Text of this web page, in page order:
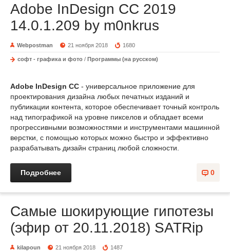
Adobe InDesign CC 2019
14.0.1.209 by m0nkrus
Webpostman 21 ноября 2018 1680
софт - графика и фото / Программы (на русском)
Adobe InDesign CC - универсальное приложение для
проектирования дизайна любых печатных изданий и
публикации контента, которое обеспечивает точный контроль
над типографикой на уровне пикселов и обладает всеми
прогрессивными возможностями и инструментами машинной
верстки, с помощью которых можно быстро и эффективно
разрабатывать дизайн страниц любой сложности.
0
Подробнее
Самые шокирующие гипотезы
(эфир от 20.11.2018) SATRip
kilapoun 21 ноября 2018 1487